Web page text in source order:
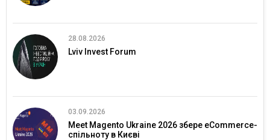
28.08.2026
Lviv Invest Forum
03.09.2026
Meet Magento Ukraine 2026 збере eCommerce-
спільноту в Києві